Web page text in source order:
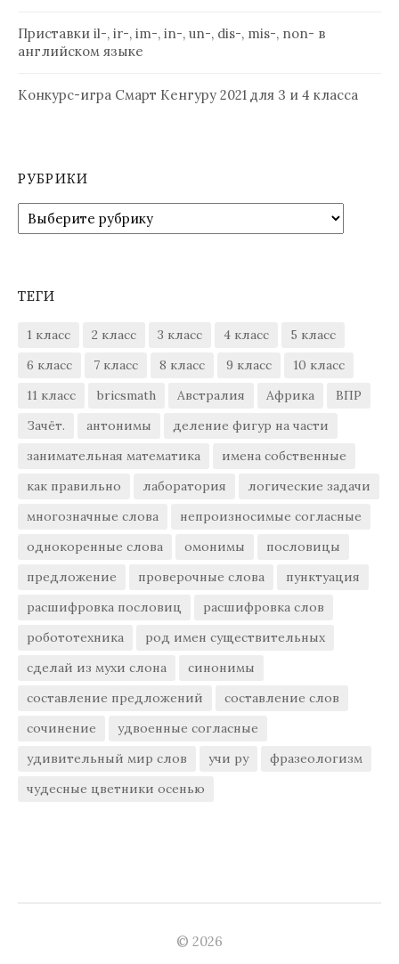
Приставки il-, ir-, im-, in-, un-, dis-, mis-, non- в
английском языке
Конкурс-игра Смарт Кенгуру 2021 для 3 и 4 класса
РУБРИКИ
Рубрики
ТЕГИ
1 класс 2 класс 3 класс 4 класс
5 класс
6 класс
7 класс 8 класс 9 класс
10 класс
11 класс
bricsmath Австралия Африка
ВПР
Зачёт.
антонимы
деление фигур на части
занимательная математика
имена собственные
как правильно
лаборатория
логические задачи
многозначные слова
непроизносимые согласные
однокоренные слова
омонимы
пословицы
предложение
проверочные слова
пунктуация
расшифровка пословиц
расшифровка слов
робототехника
род имен существительных
сделай из мухи слона
синонимы
составление предложений
составление слов
сочинение
удвоенные согласные
удивительный мир слов
учи ру
фразеологизм
чудесные цветники осенью
© 2026